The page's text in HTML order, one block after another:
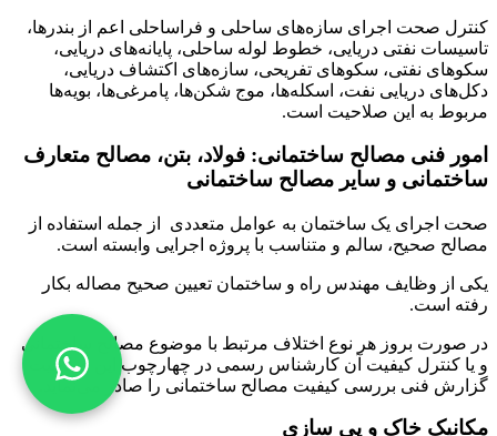
کنترل صحت اجرای سازه‌های ساحلی و فراساحلی اعم از بندرها،
تاسیسات نفتی دریایی، خطوط لوله ساحلی، پایانه‌های دریایی،
سکوهای نفتی، سکوهای تفریحی، سازه‌های اکتشاف دریایی،
دکل‌های دریایی نفت، اسکله‌ها، موج شکن‌ها، پامرغی‌ها، بویه‌ها
مربوط به این صلاحیت است.
امور فنی مصالح ساختمانی: فولاد، بتن، مصالح متعارف
ساختمانی و سایر مصالح ساختمانی
صحت اجرای یک ساختمان به عوامل متعددی از جمله استفاده از
مصالح صحیح، سالم و متناسب با پروژه اجرایی وابسته است.
یکی از وظایف مهندس راه و ساختمان تعیین صحیح مصاله بکار
رفته است.
در صورت بروز هر نوع اختلاف مرتبط با موضوع مصالح ساختمانی
و یا کنترل کیفیت آن کارشناس رسمی در چهارچوب این صلاحیت
گزارش فنی بررسی کیفیت مصالح ساختمانی را صادر می‌نماید.
مکانیک خاک و پی سازی